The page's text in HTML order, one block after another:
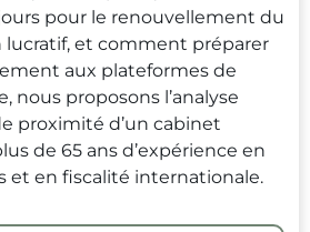
pour le renouvellement du
et comment préparer
aux plateformes de
nous proposons l’analyse
proximité d’un cabinet
de 65 ans d’expérience en
et en fiscalité internationale.